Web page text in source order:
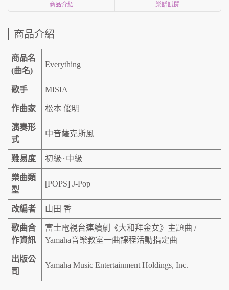
商品介紹 樂譜試閱
商品介紹
商品名
(曲名)
Everything
歌手 MISIA
作曲家 松本 俊明
演奏形
式
中音薩克斯風
難易度 初級~中級
樂曲類
型
[POPS] J-Pop
改編者 山田 香
歌曲合
作資訊
富士電視台連續劇《大和拜金女》主題曲 /
Yamaha音樂教室一曲課程活動指定曲
出版公
司
Yamaha Music Entertainment Holdings, Inc.